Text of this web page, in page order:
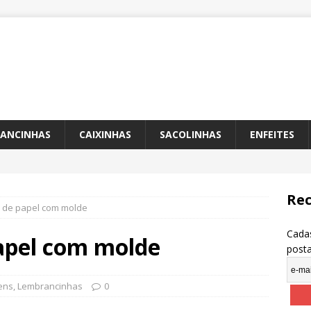
CAIXINHAS SACOLINHAS ENFEITES
papel com molde
com molde
, Lembrancinhas 0